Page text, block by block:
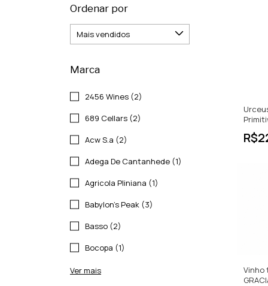
Ordenar por
Marca
2456 Wines (2)
689 Cellars (2)
Acw S.a (2)
Adega De Cantanhede (1)
Agricola Pliniana (1)
Babylon's Peak (3)
Basso (2)
Bocopa (1)
Ver mais
|
750ml
Vinho